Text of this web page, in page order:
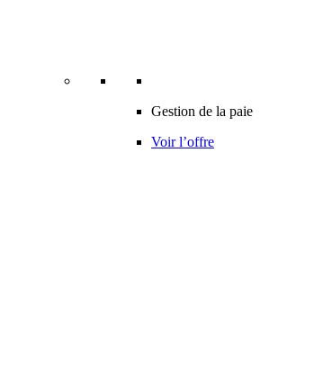
Gestion de la paie
Voir l’offre